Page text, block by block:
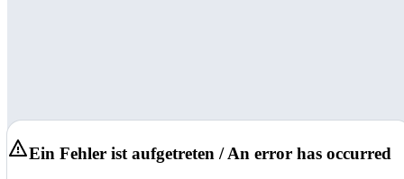
Ein Fehler ist aufgetreten / An error has occurred